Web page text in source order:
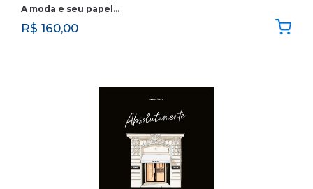
A moda e seu papel…
R$ 160,00